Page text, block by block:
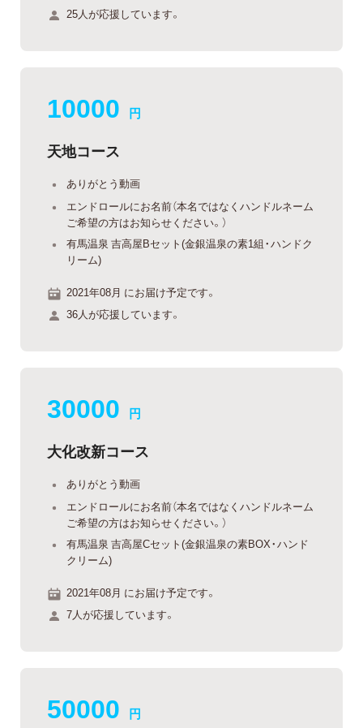
25人が応援しています。
10000 円
天地コース
ありがとう動画
エンドロールにお名前（本名ではなくハンドルネーム
ご希望の方はお知らせください。）
有馬温泉 吉高屋Bセット(金銀温泉の素1組・ハンドク
リーム)
2021年08月 にお届け予定です。
36人が応援しています。
30000 円
大化改新コース
ありがとう動画
エンドロールにお名前（本名ではなくハンドルネーム
ご希望の方はお知らせください。）
有馬温泉 吉高屋Cセット(金銀温泉の素BOX・ハンド
クリーム)
2021年08月 にお届け予定です。
7人が応援しています。
50000 円